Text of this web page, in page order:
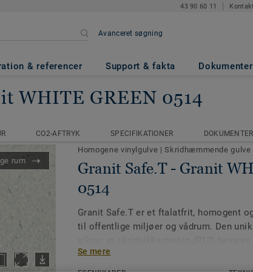
43 90 60 11
Avanceret søgning
& referencer Support & fakta Dokumenter
WHITE GREEN 0514
CO2-AFTRYK SPECIFIKATIONER DOKUMENTER
Granit Safe.T Granit WHITE GREEN 0514
rum
Homogene vinylgulve |Skridhæmmende gulve
Granit Safe.T - Granit
0514
Granit Safe.T er et ftalatfrit, homogent
til offentlige miljøer og vådrum. Den
levetid. Produktet er overfladeforstærket
hvilket giver høj slidstyrke og en
Se mere